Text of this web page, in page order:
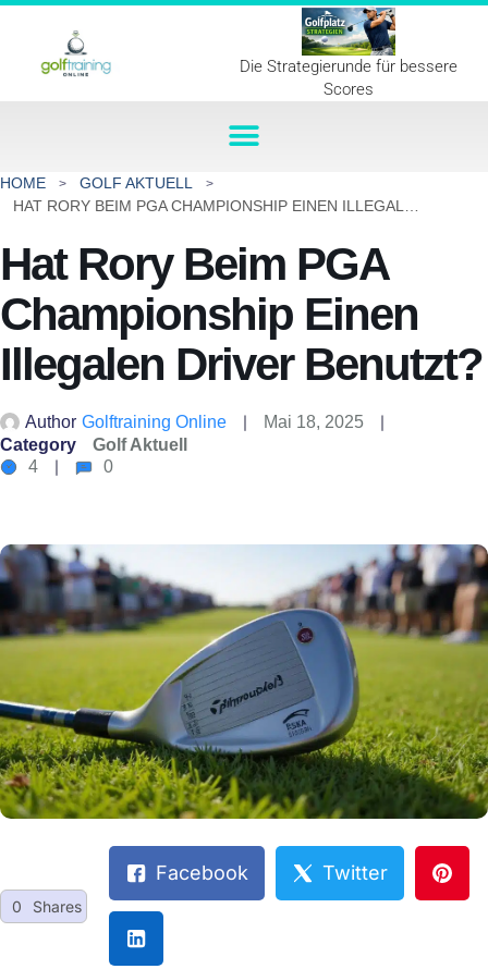
Die Strategierunde für bessere
Scores
HOME
GOLF AKTUELL
Hat Rory Beim PGA
Championship Einen
Illegalen Driver Benutzt?
Author Golftraining Online
Mai 18, 2025
Category
Golf Aktuell
4
0
0 Shares
Facebook Twitter